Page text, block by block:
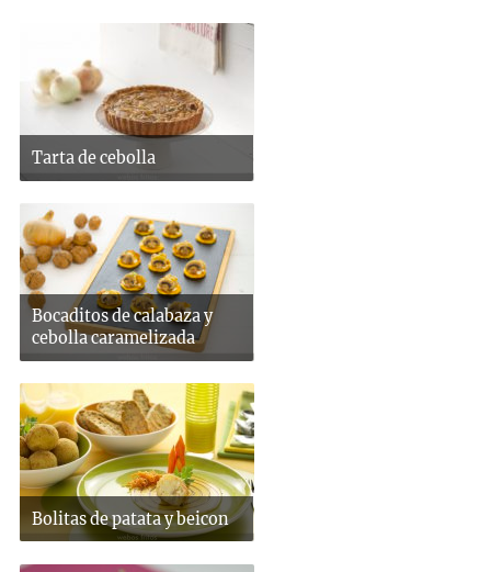
Tarta de cebolla
Bocaditos de calabaza y
cebolla caramelizada
Bolitas de patata y beicon